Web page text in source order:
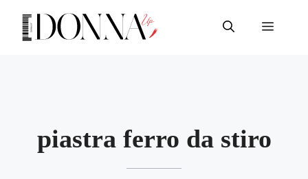
contenuto
Menu
piastra ferro da stiro